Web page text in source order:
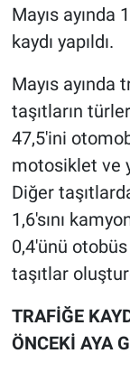
Mayıs ayında
kaydı yapıldı.
Mayıs
taşıtların
47,5'ini
motosiklet ve
Diğer
1,6'sını
0,4'ünü
taşıtlar
TRAFİĞE
ÖNCEKİ AYA